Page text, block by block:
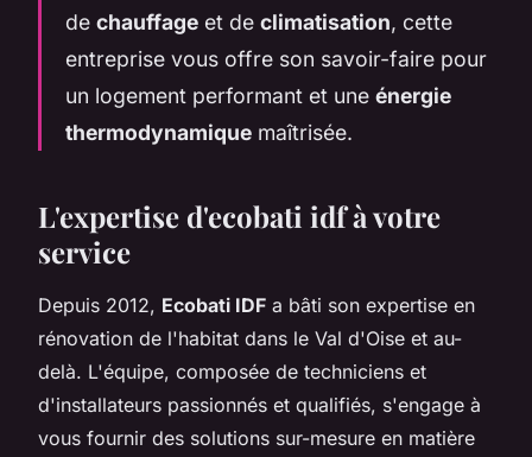
de chauffage et de climatisation, cette
entreprise vous offre son savoir-faire pour
un logement performant et une énergie
thermodynamique maîtrisée.
L'expertise d'ecobati idf à votre
service
Depuis 2012, Ecobati IDF a bâti son expertise en
rénovation de l'habitat dans le Val d'Oise et au-
delà. L'équipe, composée de techniciens et
d'installateurs passionnés et qualifiés, s'engage à
vous fournir des solutions sur-mesure en matière